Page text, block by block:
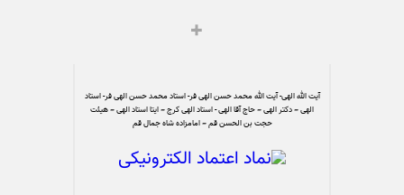
آیت الله الهی- آیت الله محمد حسن الهی فر- استاد محمد حسن الهی فر- استاد
الهی – دکتر الهی – حاج آقا الهی - استاد الهی کرج – ایتا استاد الهی – هیئت
حجت بن الحسن قم – امامزاده شاه جمال قم